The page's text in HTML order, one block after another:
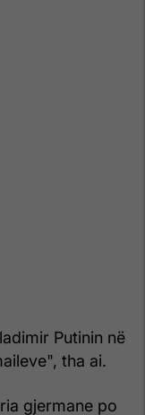
Putinin në
tha ai.
gjermane po